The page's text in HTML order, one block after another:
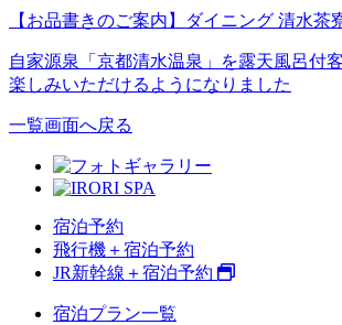
【お品書きのご案内】ダイニング 清水茶
自家源泉「京都清水温泉」を露天風呂付
楽しみいただけるようになりました
一覧画面へ戻る
宿泊予約
飛行機＋宿泊予約
JR新幹線＋宿泊予約
宿泊プラン一覧